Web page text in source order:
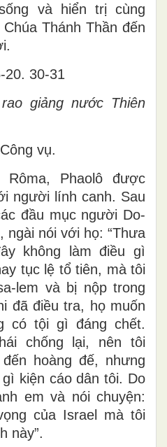
và hiển trị cùng
Thánh Thần đến
20. 30-31
giảng nước Thiên
vụ.
Phaolô được
người lính canh. Sau
đầu mục người Do-
ngài nói với họ: “Thưa
không làm điều gì
tục lệ tổ tiên, mà tôi
lem và bị nộp trong
đã điều tra, họ muốn
có tội gì đáng chết.
chống lại, nên tôi
hoàng đế, nhưng
kiện cáo dân tôi. Do
em và nói chuyện:
của Israel mà tôi
này”.